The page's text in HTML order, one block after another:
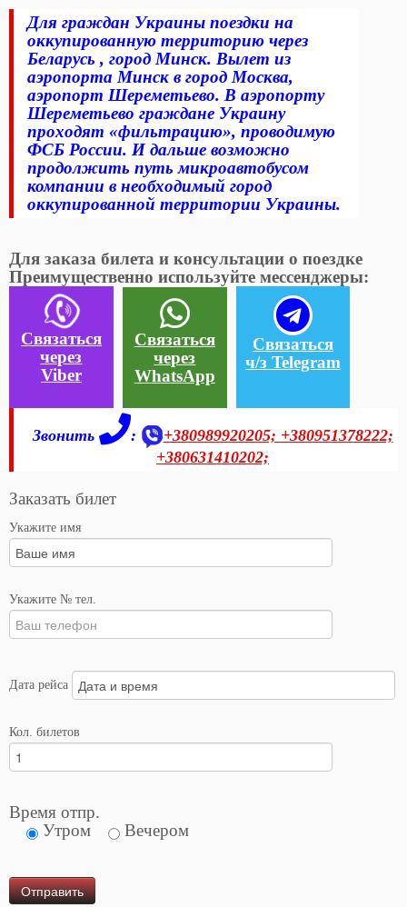
Для граждан Украины поездки на
оккупированную территорию через
Беларусь , город Минск. Вылет из
аэропорта Минск в город Москва,
аэропорт Шереметьево. В аэропорту
Шереметьево граждане Украину
проходят «фильтрацию», проводимую
ФСБ России. И дальше возможно
продолжить путь микроавтобусом
компании в необходимый город
оккупированной территории Украины.
Для заказа билета и консультации о поездке
Преимущественно используйте мессенджеры:
Связаться
через
Viber
Связаться
через
WhatsApp
Связаться
ч/з Telegram
Звонить : +380989920205; +380951378222;
+380631410202;
Заказать билет
Укажите имя
Укажите № тел.
Дата рейса
Кол. билетов
Время отпр.
Утром
Вечером